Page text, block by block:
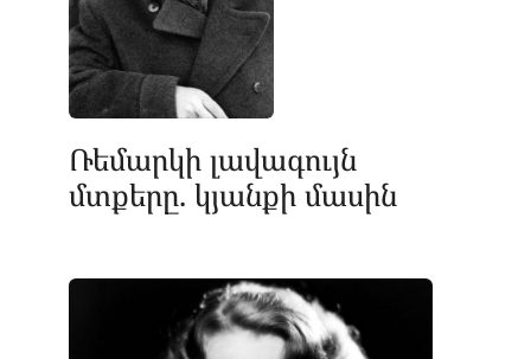
Ռեմարկի լավագույն
մտքերը. կյանքի մասին